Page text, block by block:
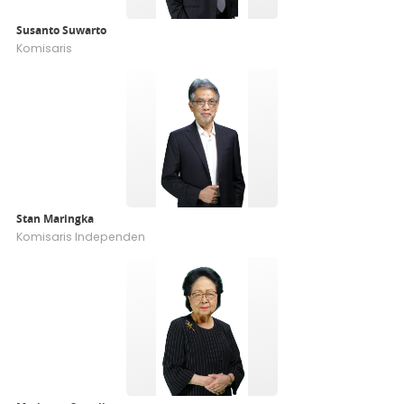
Susanto Suwarto
Komisaris
Stan Maringka
Komisaris Independen